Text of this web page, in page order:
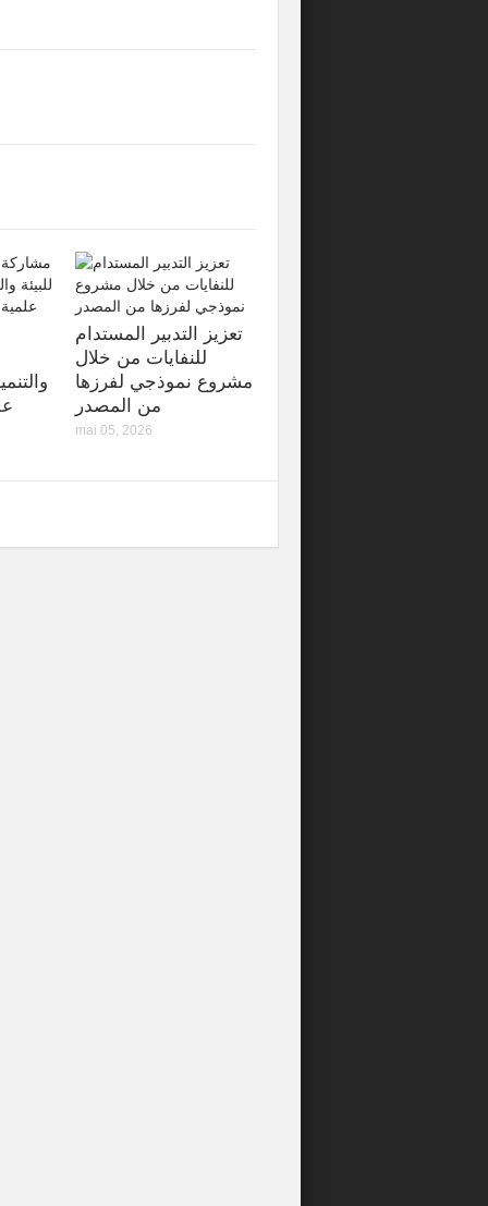
تعزيز التدبير المستدام
للنفايات من خلال
مشروع نموذجي لفرزها
من المصدر
mai 05, 2026